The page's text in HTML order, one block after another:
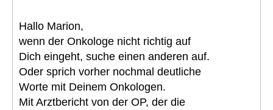
Hallo Marion,
wenn der Onkologe nicht richtig auf
Dich eingeht, suche einen anderen auf.
Oder sprich vorher nochmal deutliche
Worte mit Deinem Onkologen.
Mit Arztbericht von der OP, der die